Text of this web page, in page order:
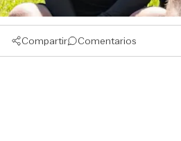
Compartir Comentarios